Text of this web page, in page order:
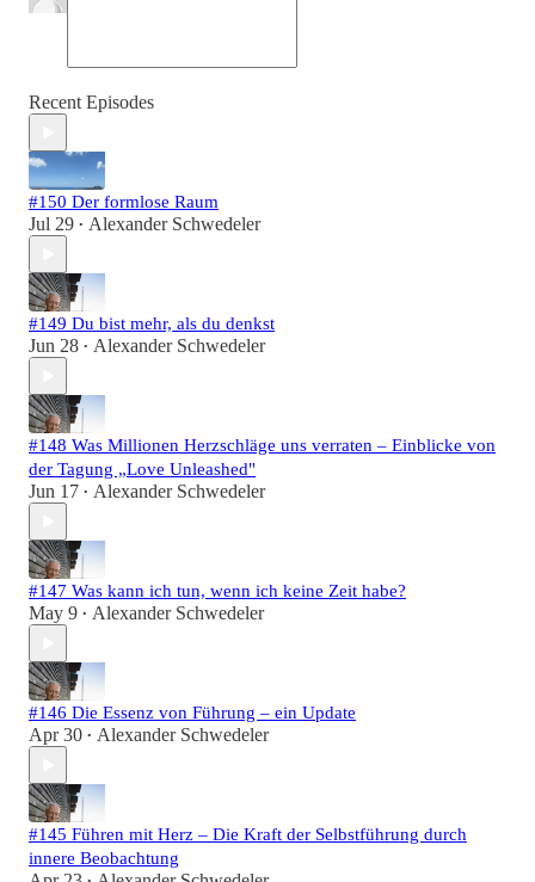
Recent Episodes
#150 Der formlose Raum
Jul 29 • Alexander Schwedeler
#149 Du bist mehr, als du denkst
Jun 28 • Alexander Schwedeler
#148 Was Millionen Herzschläge uns verraten – Einblicke von
der Tagung „Love Unleashed"
Jun 17 • Alexander Schwedeler
#147 Was kann ich tun, wenn ich keine Zeit habe?
May 9 • Alexander Schwedeler
#146 Die Essenz von Führung – ein Update
Apr 30 • Alexander Schwedeler
#145 Führen mit Herz – Die Kraft der Selbstführung durch
innere Beobachtung